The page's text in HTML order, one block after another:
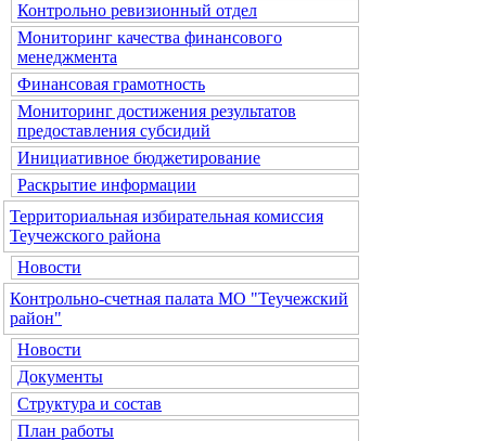
Контрольно ревизионный отдел
Мониторинг качества финансового
менеджмента
Финансовая грамотность
Мониторинг достижения результатов
предоставления субсидий
Инициативное бюджетирование
Раскрытие информации
Территориальная избирательная комиссия
Теучежского района
Новости
Контрольно-счетная палата МО "Теучежский
район"
Новости
Документы
Структура и состав
План работы